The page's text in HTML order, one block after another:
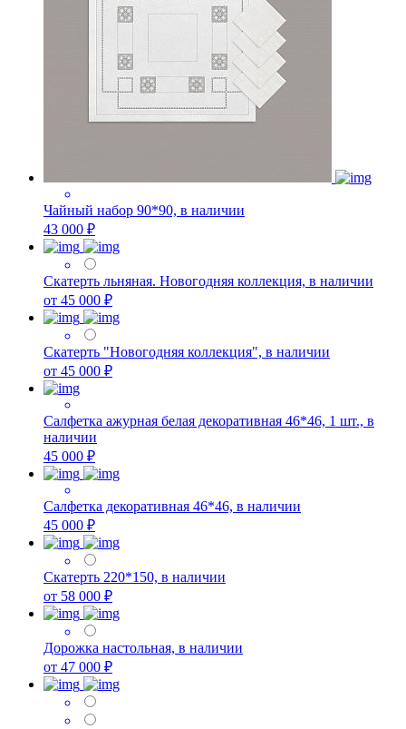
Чайный набор 90*90, в наличии
43 000 ₽
Скатерть льняная. Новогодняя коллекция, в наличии
от 45 000 ₽
Скатерть "Новогодняя коллекция", в наличии
от 45 000 ₽
Салфетка ажурная белая декоративная 46*46, 1 шт., в
наличии
45 000 ₽
Салфетка декоративная 46*46, в наличии
45 000 ₽
Скатерть 220*150, в наличии
от 58 000 ₽
Дорожка настольная, в наличии
от 47 000 ₽